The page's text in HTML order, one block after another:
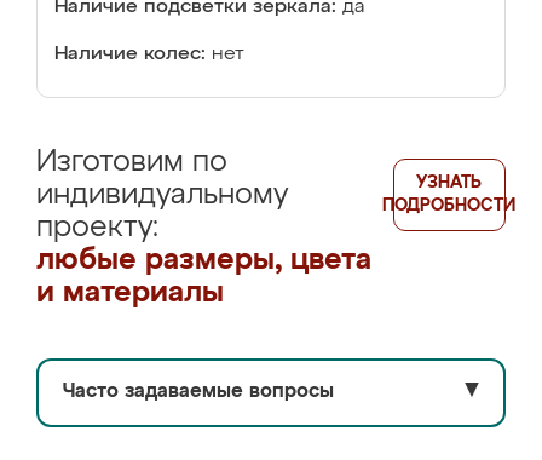
Наличие подсветки зеркала: да
Наличие колес: нет
Изготовим по
индивидуальному
проекту:
любые размеры, цвета
и материалы
УЗНАТЬ
ПОДРОБНОСТИ
Часто задаваемые вопросы ▼